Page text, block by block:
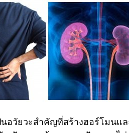
นอวัยวะสำคัญที่สร้างฮอร์โมนแ